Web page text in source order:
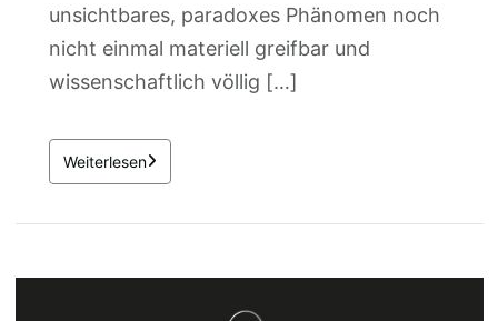
unsichtbares, paradoxes Phänomen noch
nicht einmal materiell greifbar und
wissenschaftlich völlig […]
Weiterlesen